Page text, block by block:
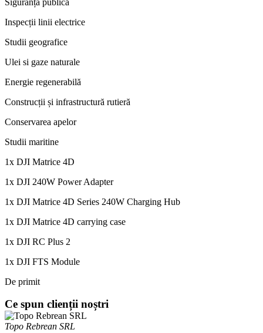
Inspecții linii electrice
Studii geografice
Ulei si gaze naturale
Energie regenerabilă
Construcții și infrastructură rutieră
Conservarea apelor
Studii maritine
1x DJI Matrice 4D
1x DJI 240W Power Adapter
1x DJI Matrice 4D Series 240W Charging Hub
1x DJI Matrice 4D carrying case
1x DJI RC Plus 2
1x DJI FTS Module
De primit
Ce spun clienții noștri
Topo Rebrean SRL